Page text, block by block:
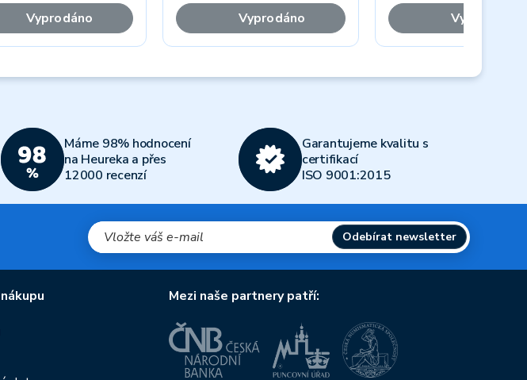
Vyprodáno Vyprodáno Vyprodáno
Máme 98% hodnocení
na Heureka a přes
12000 recenzí
Garantujeme kvalitu s
certifikací
ISO 9001:2015
Odebírat newsletter
Mezi naše partnery patří: